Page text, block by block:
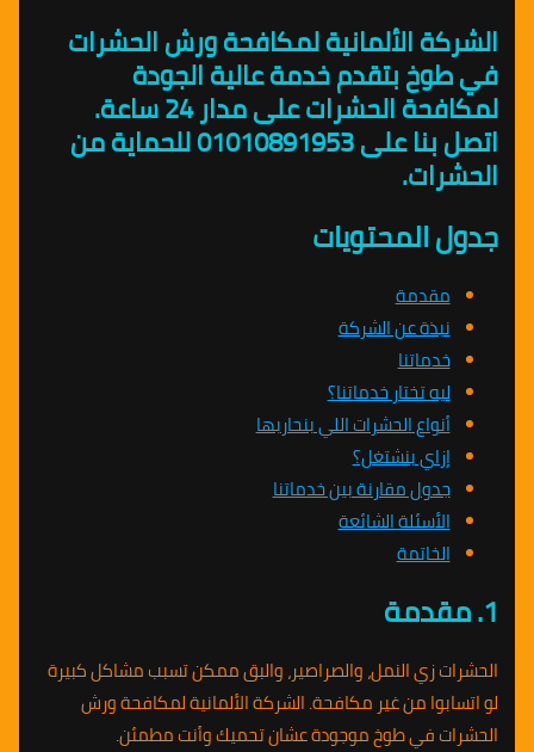
الشركة الألمانية لمكافحة ورش الحشرات
في طوخ بتقدم خدمة عالية الجودة
لمكافحة الحشرات على مدار 24 ساعة.
اتصل بنا على 01010891953 للحماية من
الحشرات.
جدول المحتويات
مقدمة
نبذة عن الشركة
خدماتنا
ليه تختار خدماتنا؟
أنواع الحشرات اللي بنحاربها
إزاي بنشتغل؟
جدول مقارنة بين خدماتنا
الأسئلة الشائعة
الخاتمة
1. مقدمة
الحشرات زي النمل، والصراصير، والبق ممكن تسبب مشاكل كبيرة
لو اتسابوا من غير مكافحة. الشركة الألمانية لمكافحة ورش
الحشرات في طوخ موجودة عشان تحميك وأنت مطمئن.